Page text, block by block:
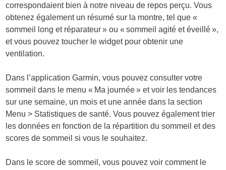
correspondaient bien à notre niveau de repos perçu. Vous
obtenez également un résumé sur la montre, tel que «
sommeil long et réparateur » ou « sommeil agité et éveillé »,
et vous pouvez toucher le widget pour obtenir une
ventilation.
Dans l’application Garmin, vous pouvez consulter votre
sommeil dans le menu « Ma journée » et voir les tendances
sur une semaine, un mois et une année dans la section
Menu > Statistiques de santé. Vous pouvez également trier
les données en fonction de la répartition du sommeil et des
scores de sommeil si vous le souhaitez.
Dans le score de sommeil, vous pouvez voir comment le